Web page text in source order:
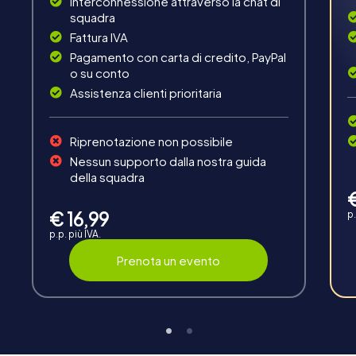
Divertimento
Risolvere enigmi difficili, padroneggiare i compiti di
squadra, un viaggio tutti insieme e pensate in modo
creativo come squadra.
Chat tra squadre, supporto delle guide di
myCityHunt, punteggio massimo in diretta e
caricamento di foto in tempo reale.
squadra
Fattura IVA
Pagamento con carta di credito, PayPal
o su conto
Assistenza clienti prioritaria
Riprenotazione non possibile
Nessun supporto dalla nostra guida
della squadra
€ 16,99
p.p. più IVA.
Prenota un evento